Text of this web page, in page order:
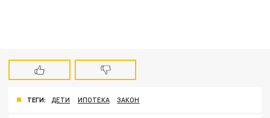
ТЕГИ: ДЕТИ ИПОТЕКА ЗАКОН